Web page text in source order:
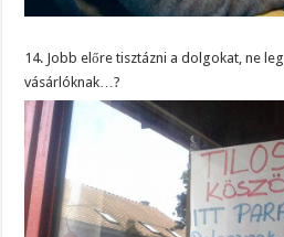
14. Jobb előre tisztázni a dolgokat, ne
vásárlóknak…?